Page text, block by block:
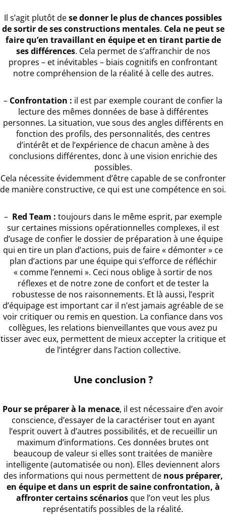
Il s’agit plutôt dese donner le plus de chances possibles
de sortir de ses constructions mentales. Cela ne peut se
faire qu’en travaillant en équipe et en tirant partie de
ses différences. Cela permet de s’affranchir de nos
propres – et inévitables – biais cognitifs en confrontant
notre compréhension de la réalité à celle des autres.
– Confrontation : il est par exemple courant de confier la
lecture des mêmes données de base à différentes
personnes. La situation, vue sous des angles différents en
fonction des profils, des personnalités, des centres
d’intérêt et de l’expérience de chacun amène à des
conclusions différentes, donc à une vision enrichie des
possibles.
Cela nécessite évidemment d’être capable de se confronter
de manière constructive, ce qui est une compétence en soi.
– Red Team : toujours dans le même esprit, par exemple
sur certaines missions opérationnelles complexes, il est
d’usage de confier le dossier de préparation à une équipe
qui en tire un plan d’actions, puis de faire « démonter » ce
plan d’actions par une équipe qui s’efforce de réfléchir
« comme l’ennemi ». Ceci nous oblige à sortir de nos
réflexes et de notre zone de confort et de tester la
robustesse de nos raisonnements. Et là aussi, l’esprit
d’équipage est important car il n’est jamais agréable de se
voir critiquer ou remis en question. La confiance dans vos
collègues, les relations bienveillantes que vous avez pu
tisser avec eux, permettent de mieux accepter la critique et
de l’intégrer dans l’action collective.
Une conclusion ?
Pour se préparer à la menace, il est nécessaire d’en avoir
conscience, d’essayer de la caractériser tout en ayant
l’esprit ouvert à d’autres possibilités, et de recueillir un
maximum d’informations. Ces données brutes ont
beaucoup de valeur si elles sont traitées de manière
intelligente (automatisée ou non). Elles deviennent alors
des informations qui nous permettent de nous préparer,
en équipe et dans un esprit de saine confrontation, à
affronter certains scénarios que l’on veut les plus
représentatifs possibles de la réalité.